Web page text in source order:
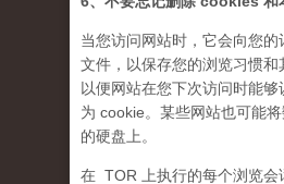
当您访问网站时，它会向您
文件，以保存您的浏览习惯和
以便网站在您下次访问时能
为 cookie。某些网站也可能
的硬盘上。
在 TOR 上执行的每个浏览会